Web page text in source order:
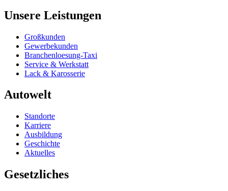
Unsere Leistungen
Großkunden
Gewerbekunden
Branchenloesung-Taxi
Service & Werkstatt
Lack & Karosserie
Autowelt
Standorte
Karriere
Ausbildung
Geschichte
Aktuelles
Gesetzliches